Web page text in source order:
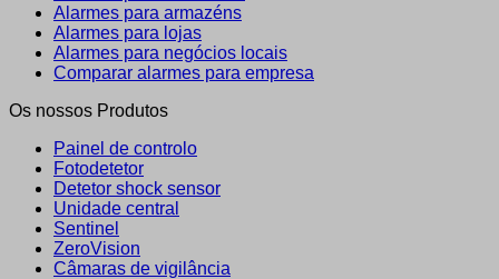
Alarmes para armazéns
Alarmes para lojas
Alarmes para negócios locais
Comparar alarmes para empresa
Os nossos Produtos
Painel de controlo
Fotodetetor
Detetor shock sensor
Unidade central
Sentinel
ZeroVision
Câmaras de vigilância